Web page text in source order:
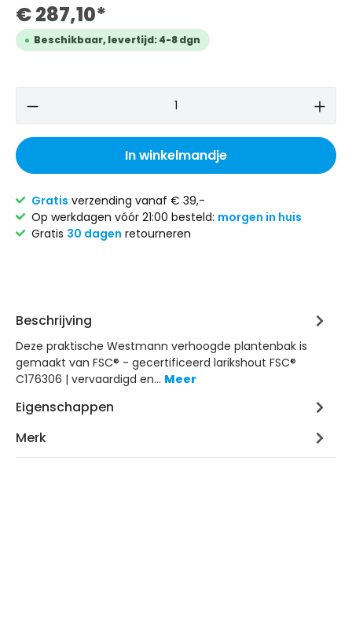
€ 287,10*
Beschikbaar, levertijd: 4-8 dgn
In winkelmandje
Gratis verzending vanaf € 39,-
Op werkdagen vóór 21:00 besteld: morgen in huis
Gratis 30 dagen retourneren
Beschrijving
Deze praktische Westmann verhoogde plantenbak is
gemaakt van FSC® - gecertificeerd larikshout FSC®
C176306 | vervaardigd en… Meer
Eigenschappen
Merk